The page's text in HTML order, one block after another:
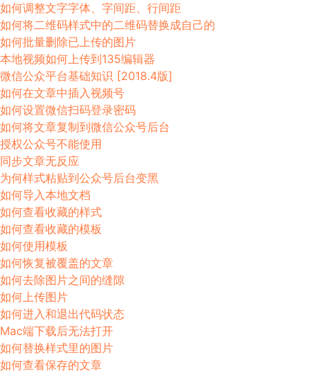
如何调整文字字体、字间距、行间距
如何将二维码样式中的二维码替换成自己的
如何批量删除已上传的图片
本地视频如何上传到135编辑器
微信公众平台基础知识 [2018.4版]
如何在文章中插入视频号
如何设置微信扫码登录密码
如何将文章复制到微信公众号后台
授权公众号不能使用
同步文章无反应
为何样式粘贴到公众号后台变黑
如何导入本地文档
如何查看收藏的样式
如何查看收藏的模板
如何使用模板
如何恢复被覆盖的文章
如何去除图片之间的缝隙
如何上传图片
如何进入和退出代码状态
Mac端下载后无法打开
如何替换样式里的图片
如何查看保存的文章